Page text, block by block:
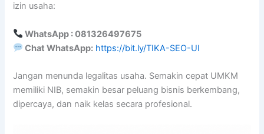
izin usaha:
WhatsApp : 081326497675
Chat WhatsApp: https://bit.ly/TIKA-SEO-UI
Jangan menunda legalitas usaha. Semakin cepat UMKM
memiliki NIB, semakin besar peluang bisnis berkembang,
dipercaya, dan naik kelas secara profesional.